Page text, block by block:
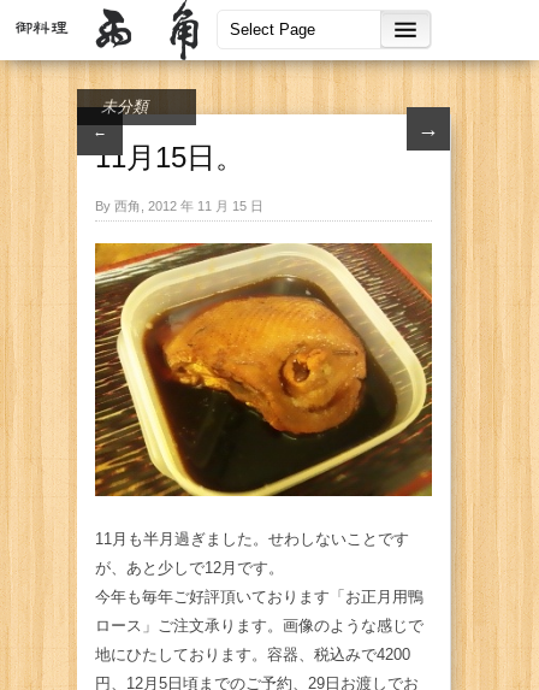
← →
未分類
11月15日。
By 西角, 2012 年 11 月 15 日
11月も半月過ぎました。せわしないことです
が、あと少しで12月です。
今年も毎年ご好評頂いております「お正月用鴨
ロース」ご注文承ります。画像のような感じで
地にひたしております。容器、税込みで4200
円、12月5日頃までのご予約、29日お渡しでお